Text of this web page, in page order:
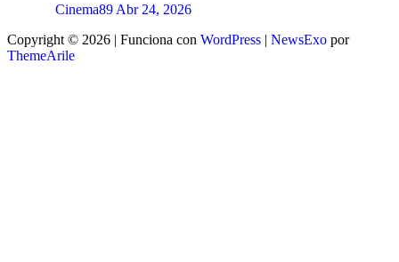
Cinema89 Abr 24, 2026
Copyright © 2026 | Funciona con WordPress | NewsExo por
ThemeArile